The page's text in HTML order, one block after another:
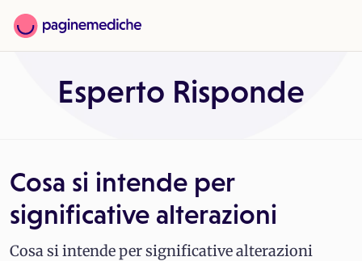
Esperto Risponde
Cosa si intende per
significative alterazioni
Cosa si intende per significative alterazioni